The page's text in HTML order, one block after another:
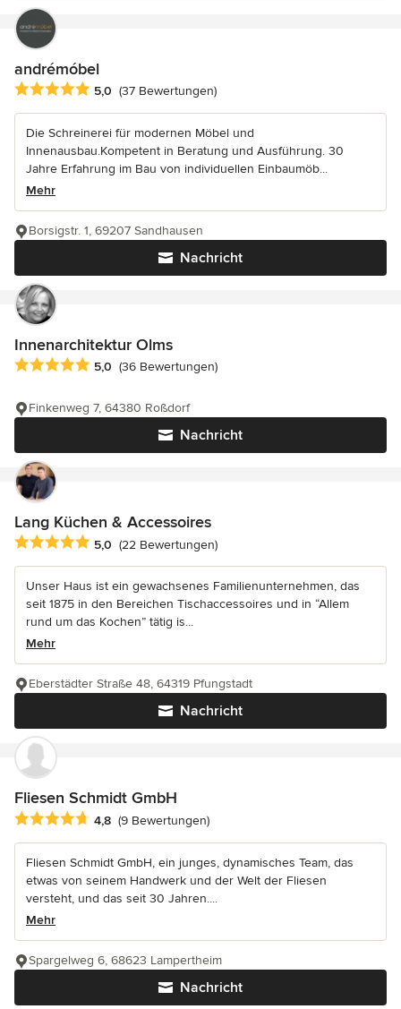
andrémóbel
Durchschnittliche Bewertung: 5 von 5 Sternen
5,0 (37 Bewertungen)
Die Schreinerei für modernen Möbel und
Innenausbau.Kompetent in Beratung und Ausführung. 30
Jahre Erfahrung im Bau von individuellen Einbaumöb...
Mehr
Nachricht
Borsigstr. 1, 69207 Sandhausen
Innenarchitektur Olms
Durchschnittliche Bewertung: 5 von 5 Sternen
5,0 (36 Bewertungen)
Nachricht
Finkenweg 7, 64380 Roßdorf
Lang Küchen & Accessoires
Durchschnittliche Bewertung: 5 von 5 Sternen
5,0 (22 Bewertungen)
Unser Haus ist ein gewachsenes Familienunternehmen, das
seit 1875 in den Bereichen Tischaccessoires und in “Allem
rund um das Kochen” tätig is...
Mehr
Nachricht
Eberstädter Straße 48, 64319 Pfungstadt
Fliesen Schmidt GmbH
Durchschnittliche Bewertung: 4.8 von 5 Sternen
4,8 (9 Bewertungen)
Fliesen Schmidt GmbH, ein junges, dynamisches Team, das
etwas von seinem Handwerk und der Welt der Fliesen
versteht, und das seit 30 Jahren....
Mehr
Nachricht
Spargelweg 6, 68623 Lampertheim